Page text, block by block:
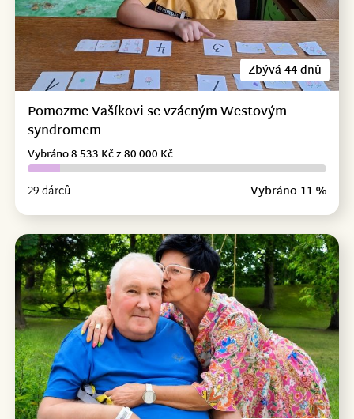
Zbývá 44 dnů
Pomozme Vašíkovi se vzácným Westovým
syndromem
29 dárců Vybráno 11 %
Vybráno 8 533 Kč z 80 000 Kč